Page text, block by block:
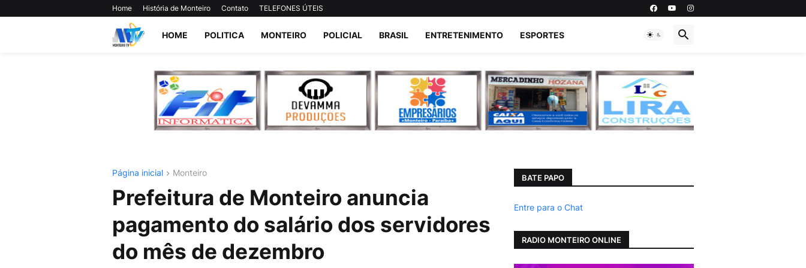
Home História de Monteiro Contato TELEFONES ÚTEIS
HOME POLITICA MONTEIRO POLICIAL BRASIL ENTRETENIMENTO ESPORTES
Página inicial Monteiro
Prefeitura de Monteiro anuncia
pagamento do salário dos servidores
do mês de dezembro
BATE PAPO
Entre para o Chat
RADIO MONTEIRO ONLINE